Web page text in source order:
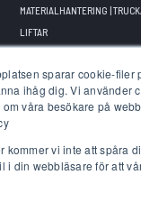
sparar cookie-filer
ihåg dig. Vi använder
våra besökare på
kommer vi inte att spåra
i din webbläsare för att
MATERIALHANTERING |
LIFTAR